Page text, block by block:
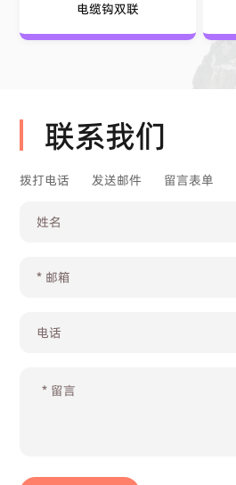
电缆钩双联
联系我们
拨打电话 发送邮件 留言表单